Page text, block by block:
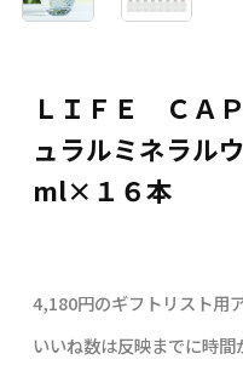
ＬＩＦＥ ＣＡ
ュラルミネラル
ml×１６本
4,180円のギフトリスト用
いいね数は反映までに時間